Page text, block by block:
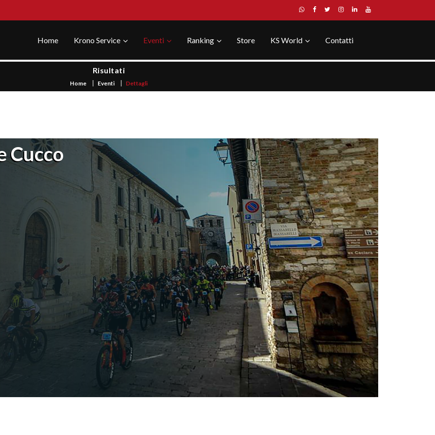
Home Krono Service Eventi Ranking Store KS World Contatti
Risultati
Home Eventi Dettagli
Cucco